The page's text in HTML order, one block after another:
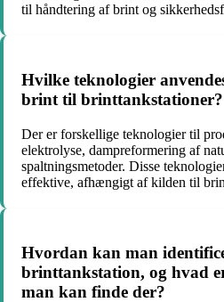
til håndtering af brint og
Hvilke teknologier
brint til brinttankstationer?
Der er forskellige teknologier til
elektrolyse, dampreformering af
spaltningsmetoder. Disse
effektive, afhængigt af kilden til
Hvordan kan man
brinttankstation, og hvad
man kan finde der?